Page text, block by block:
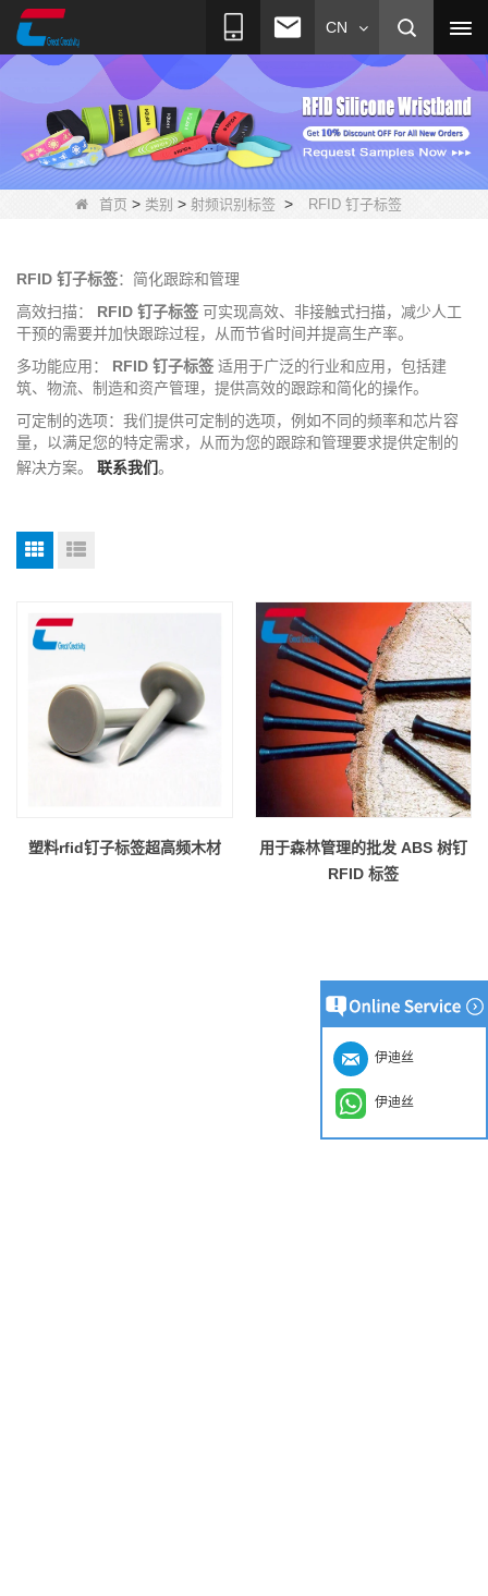
CN
首页 > 类别 > 射频识别标签 > RFID 钉子标签
RFID 钉子标签：简化跟踪和管理
高效扫描： RFID 钉子标签 可实现高效、非接触式扫描，减少人工
干预的需要并加快跟踪过程，从而节省时间并提高生产率。
多功能应用： RFID 钉子标签 适用于广泛的行业和应用，包括建
筑、物流、制造和资产管理，提供高效的跟踪和简化的操作。
可定制的选项：我们提供可定制的选项，例如不同的频率和芯片容
量，以满足您的特定需求，从而为您的跟踪和管理要求提供定制的
解决方案。 联系我们。
塑料rfid钉子标签超高频木材
用于森林管理的批发 ABS 树钉
RFID 标签
伊迪丝
伊迪丝